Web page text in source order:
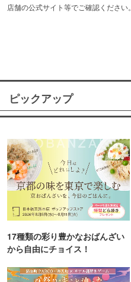
店舗の公式サイト等でご確認ください。
ピックアップ
17種類の彩り豊かなおばんざい
から自由にチョイス！